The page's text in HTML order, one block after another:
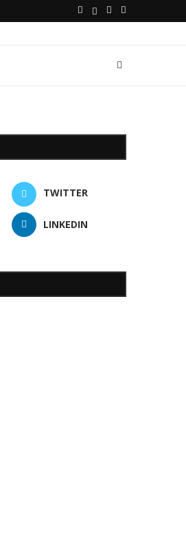
TWITTER
LINKEDIN